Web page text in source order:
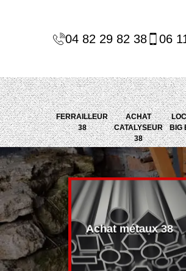
04 82 29 82 38 06
FERRAILLEUR
38
ACHAT
CATALYSEUR
38
BIG
38 Achat métaux 38